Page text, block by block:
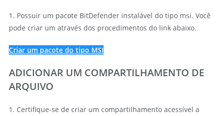
1. Possuir um pacote BitDefender instalável do tipo msi. Você
pode criar um através dos procedimentos do link abaixo.
Criar um pacote do tipo MSI
ADICIONAR UM COMPARTILHAMENTO DE
ARQUIVO
1. Certifique-se de criar um compartilhamento acessível a